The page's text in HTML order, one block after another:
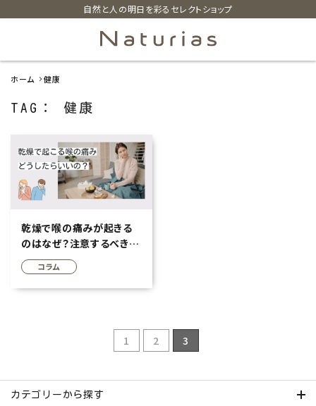
自然と人の明日を彩るセレクトショップ
新着商品
美容・コスメ・香水
インナー・下着・ナイトウェア
ホーム 健康
TAG： 健康
乾燥で喉の痛みが起きる
のはなぜ？注意するべき状
況や予防・ケア方法まで徹
底解説
コラム
1 2 3
カテゴリーから探す